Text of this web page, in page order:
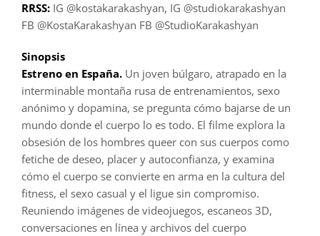
RRSS:IG @kostakarakashyan, IG @studiokarakashyan
FB @KostaKarakashyan FB @StudioKarakashyan
Sinopsis
Estreno en España.Un joven búlgaro, atrapado en la
interminable montaña rusa de entrenamientos, sexo
anónimo y dopamina, se pregunta cómo bajarse de un
mundo donde el cuerpo lo es todo. El filme explora la
obsesión de los hombres queer con sus cuerpos como
fetiche de deseo, placer y autoconfianza, y examina
cómo el cuerpo se convierte en arma en la cultura del
fitness, el sexo casual y el ligue sin compromiso.
Reuniendo imágenes de videojuegos, escaneos 3D,
conversaciones en línea y archivos del cuerpo